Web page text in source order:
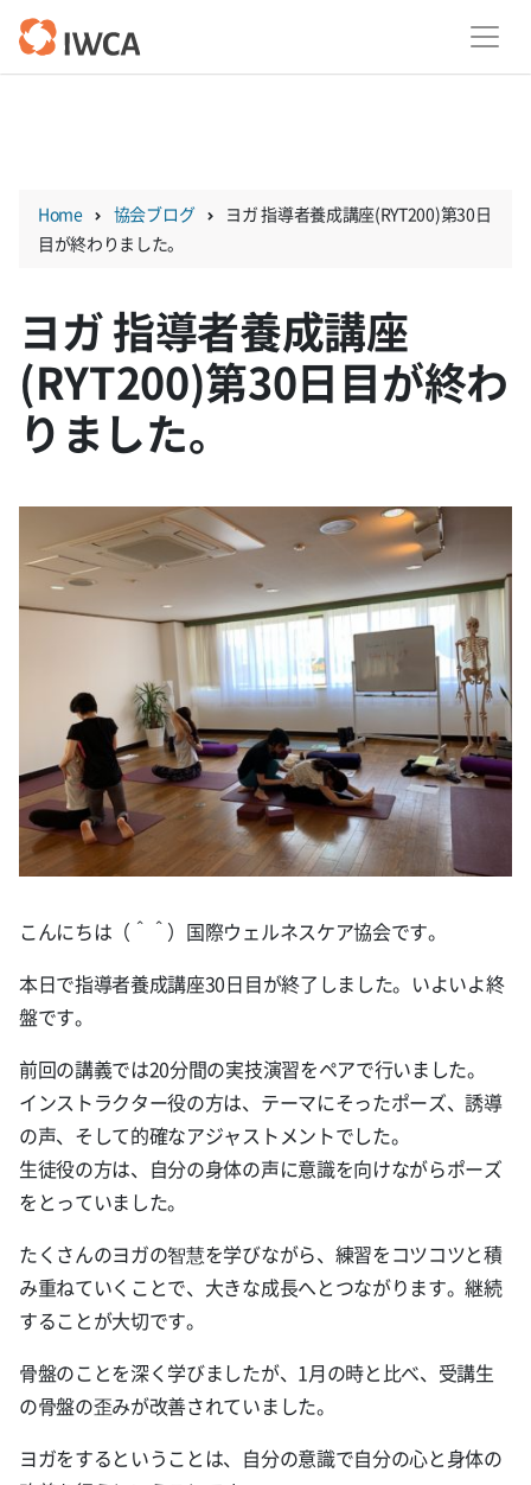
Home 協会ブログ
ヨガ 指導者養成講座(RYT200)第30日
目が終わりました。
ヨガ 指導者養成講座
(RYT200)第30日目が終わ
りました。
こんにちは（＾＾）国際ウェルネスケア協会です。
本日で指導者養成講座30日目が終了しました。いよいよ終
盤です。
前回の講義では20分間の実技演習をペアで行いました。
インストラクター役の方は、テーマにそったポーズ、誘導
の声、そして的確なアジャストメントでした。
生徒役の方は、自分の身体の声に意識を向けながらポーズ
をとっていました。
たくさんのヨガの智慧を学びながら、練習をコツコツと積
み重ねていくことで、大きな成長へとつながります。継続
することが大切です。
骨盤のことを深く学びましたが、1月の時と比べ、受講生
の骨盤の歪みが改善されていました。
ヨガをするということは、自分の意識で自分の心と身体の